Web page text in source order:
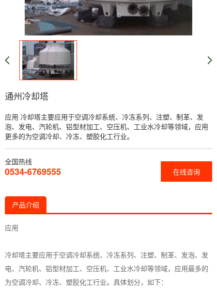
通州冷却塔
应用 冷却塔主要应用于空调冷却系统、冷冻系列、注塑、制革、发
泡、发电、汽轮机、铝型材加工、空压机、工业水冷却等领域，应用
更多的为空调冷却、冷冻、塑胶化工行业。
在线咨询
全国热线
0534-6769555
产品介绍
应用
冷却塔主要应用于空调冷却系统、冷冻系列、注塑、制革、发泡、发
电、汽轮机、铝型材加工、空压机、工业水冷却等领域，应用最多的
为空调冷却、冷冻、塑胶化工行业。具体划分，如下：